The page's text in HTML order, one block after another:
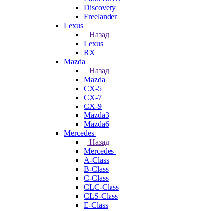
Discovery
Freelander
Lexus
Назад
Lexus
RX
Mazda
Назад
Mazda
CX-5
CX-7
CX-9
Mazda3
Mazda6
Mercedes
Назад
Mercedes
A-Class
B-Class
C-Class
CLC-Class
CLS-Class
E-Class